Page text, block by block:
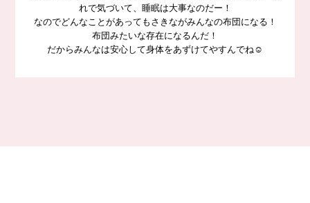
れで気づいて、睡眠は大事なのだー！
なのでどんなことがあってもさきながみんなの布団になる！
布団みたいな存在になるんだ！
だからみんなは安心して身体をあずけてやすんでね☺️